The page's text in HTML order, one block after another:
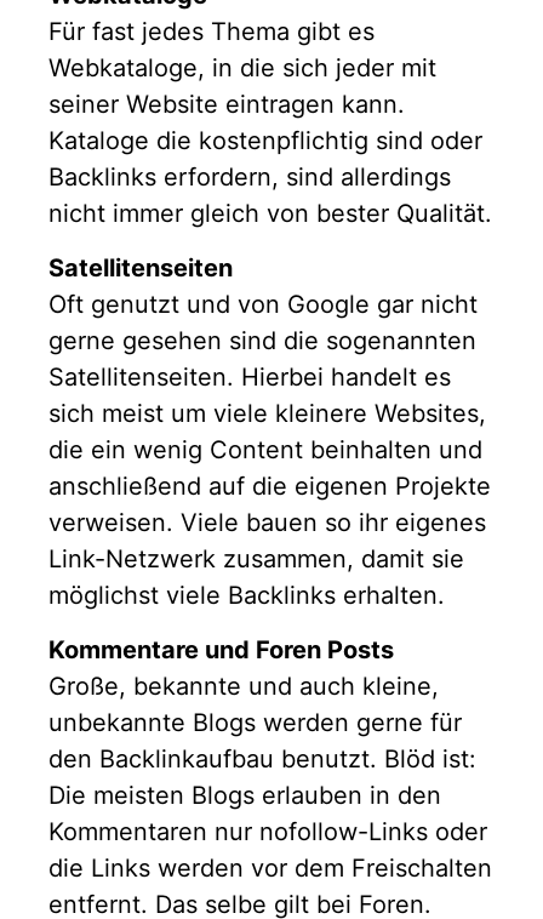
Für fast jedes Thema gibt es
Webkataloge, in die sich jeder mit
seiner Website eintragen kann.
Kataloge die kostenpflichtig sind oder
Backlinks erfordern, sind allerdings
nicht immer gleich von bester Qualität.
Satellitenseiten
Oft genutzt und von Google gar nicht
gerne gesehen sind die sogenannten
Satellitenseiten. Hierbei handelt es
sich meist um viele kleinere Websites,
die ein wenig Content beinhalten und
anschließend auf die eigenen Projekte
verweisen. Viele bauen so ihr eigenes
Link-Netzwerk zusammen, damit sie
möglichst viele Backlinks erhalten.
Kommentare und Foren Posts
Große, bekannte und auch kleine,
unbekannte Blogs werden gerne für
den Backlinkaufbau benutzt. Blöd ist:
Die meisten Blogs erlauben in den
Kommentaren nur nofollow-Links oder
die Links werden vor dem Freischalten
entfernt. Das selbe gilt bei Foren.